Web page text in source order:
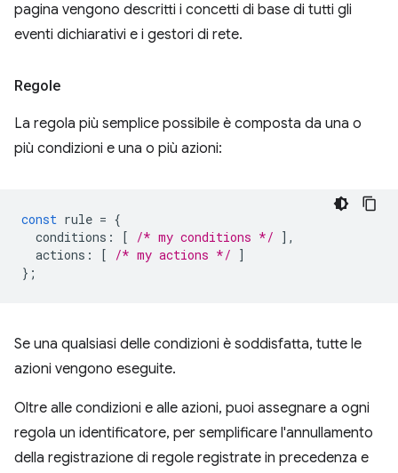
pagina vengono descritti i concetti di base di tutti gli
eventi dichiarativi e i gestori di rete.
Regole
La regola più semplice possibile è composta da una o
più condizioni e una o più azioni:
const rule = {
conditions : [ /* my conditions */ ],
actions : [ /* my actions */ ]
};
Se una qualsiasi delle condizioni è soddisfatta, tutte le
azioni vengono eseguite.
Oltre alle condizioni e alle azioni, puoi assegnare a ogni
regola un identificatore, per semplificare l'annullamento
della registrazione di regole registrate in precedenza e